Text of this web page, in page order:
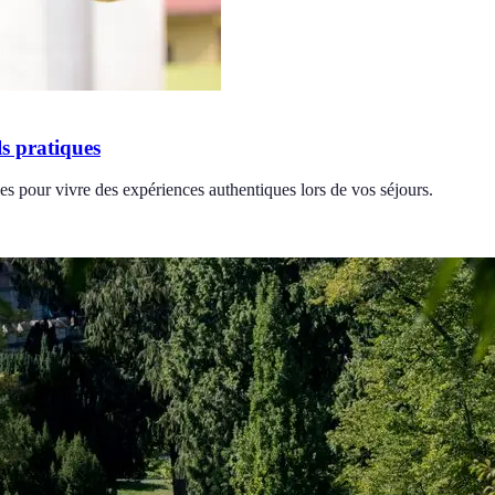
pratiques
pour vivre des expériences authentiques lors de vos séjours.